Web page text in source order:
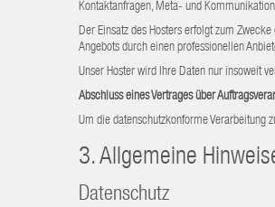
Kontaktanfragen, Meta- und
Der Einsatz des Hosters erfolgt zum
Angebots durch einen professionellen
Unser Hoster wird Ihre Daten nur insoweit
Abschluss eines Vertrages über
Um die datenschutzkonforme Verarbeitung
3. Allgemeine
Datenschutz